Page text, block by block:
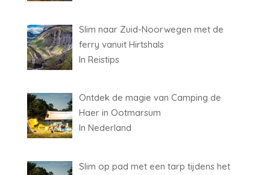
Slim naar Zuid-Noorwegen met de
ferry vanuit Hirtshals
In Reistips
Ontdek de magie van Camping de
Haer in Ootmarsum
In Nederland
Slim op pad met een tarp tijdens het